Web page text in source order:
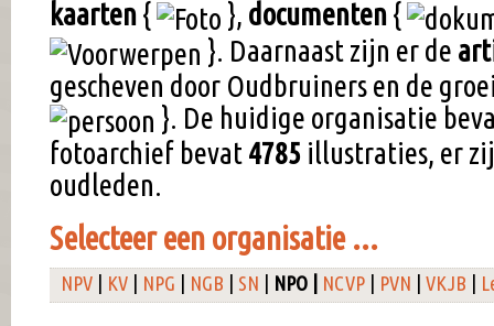
kaarten{ }, documenten{
}. Daarnaast zijn er de
gescheven door Oudbruiners en de
}. De huidige organisatie
fotoarchief bevat4785 illustraties, er
oudleden.
Selecteer een organisatie ...
NPV KV NPG NGB SN NPO | NCVP PVN VKJB